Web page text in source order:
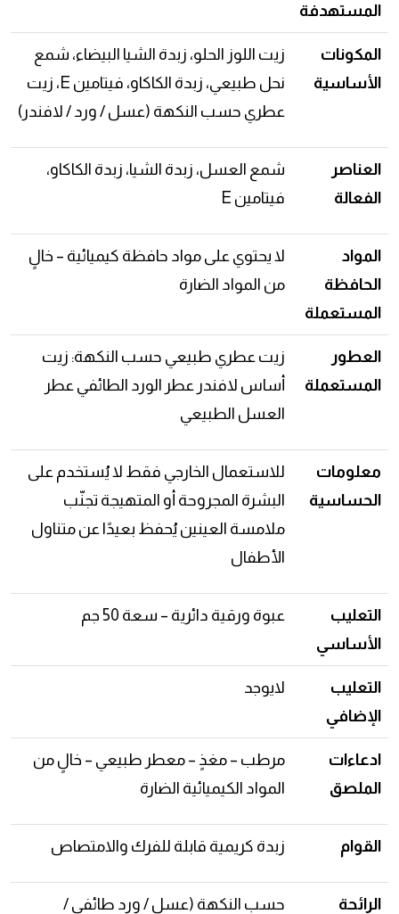
المستهدفة
المكونات
الأساسية
زيت اللوز الحلو، زبدة الشيا البيضاء، شمع
نحل طبيعي، زبدة الكاكاو، فيتامين E، زيت
عطري حسب النكهة (عسل / ورد / لافندر)
العناصر
الفعالة
شمع العسل، زبدة الشيا، زبدة الكاكاو،
فيتامين E
المواد
الحافظة
المستعملة
لا يحتوي على مواد حافظة كيميائية – خالٍ
من المواد الضارة
العطور
المستعملة
زيت عطري طبيعي حسب النكهة: زيت
أساس لافندر عطر الورد الطائفي عطر
العسل الطبيعي
معلومات
الحساسية
للاستعمال الخارجي فقط لا يُستخدم على
البشرة المجروحة أو المتهيجة تجنّب
ملامسة العينين يُحفظ بعيدًا عن متناول
الأطفال
التعليب
الأساسي
عبوة ورقية دائرية – سعة 50 جم
التعليب
الإضافي
لايوجد
ادعاءات
الملصق
مرطب – مغذٍ – معطر طبيعي – خالٍ من
المواد الكيميائية الضارة
القوام زبدة كريمية قابلة للفرك والامتصاص
الرائحة
حسب النكهة (عسل / ورد طائفي /